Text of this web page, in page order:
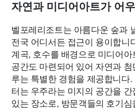
자연과 미디어아트가 어
벨포레리조트는 아름다운 숲과
전국 어디서든 접근이 용이합니
계곡, 호수를 배경으로 미디어
공간도 마련되어 있어 자연과
루는 특별한 경험을 제공합니다
터는 우주라는 미지의 공간을
있는 장소로, 방문객들의 호기